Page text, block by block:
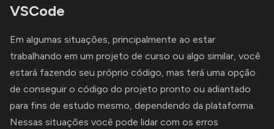
VSCode
Em algumas situações, principalmente ao estar
trabalhando em um projeto de curso ou algo similar, você
estará fazendo seu próprio código, mas terá uma opção
de conseguir o código do projeto pronto ou adiantado
para fins de estudo mesmo, dependendo da plataforma.
Nessas situações você pode lidar com os erros